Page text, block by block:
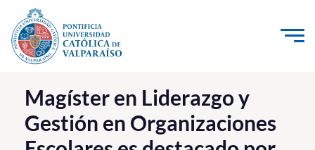
Click acá para ir directamente al contenido
La Universidad
Investigación, Creación e Innovación
PUCV Internacional
Magíster en Liderazgo y
Gestión en Organizaciones